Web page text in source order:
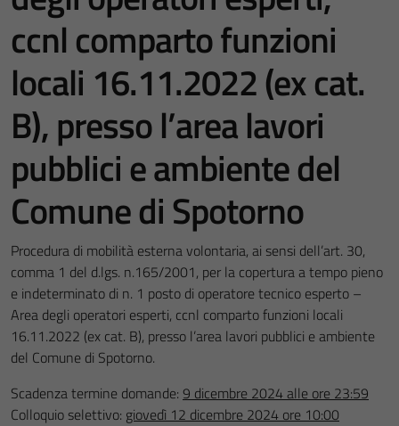
ccnl comparto funzioni
locali 16.11.2022 (ex cat.
B), presso l’area lavori
pubblici e ambiente del
Comune di Spotorno
Procedura di mobilità esterna volontaria, ai sensi dell’art. 30,
comma 1 del d.lgs. n.165/2001, per la copertura a tempo pieno
e indeterminato di n. 1 posto di operatore tecnico esperto –
Area degli operatori esperti, ccnl comparto funzioni locali
16.11.2022 (ex cat. B), presso l’area lavori pubblici e ambiente
del Comune di Spotorno.
Scadenza termine domande: 9 dicembre 2024 alle ore 23:59
Colloquio selettivo: giovedì 12 dicembre 2024 ore 10:00